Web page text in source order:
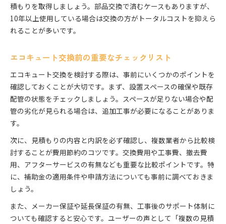
積もりを取得しましょう。部品交換で済むケースもありますが、
10年以上使用している場合は交換の方がトータルコストを抑えら
れることが多いです。
エコキュート交換前の重要なチェックリスト
エコキュート交換を検討する際は、事前にいくつかのポイントを
確認しておくことが大切です。まず、設置スペースの確保や既存
配管の状態をチェックしましょう。スペースが足りない場合や配
管の劣化が見られる場合は、追加工事が必要になることがありま
す。
次に、見積もりの内容と内訳を必ず確認し、複数業者から比較検
討することが費用節約のコツです。交換費用や工事費、撤去費
用、アフターサービスの有無なども重要な比較ポイントです。特
に、補助金の適用条件や申請方法についても事前に調べておきま
しょう。
また、メーカー保証や延長保証の有無、工事後のサポート体制に
ついても確認すると安心です。ユーザーの声として「複数の見積